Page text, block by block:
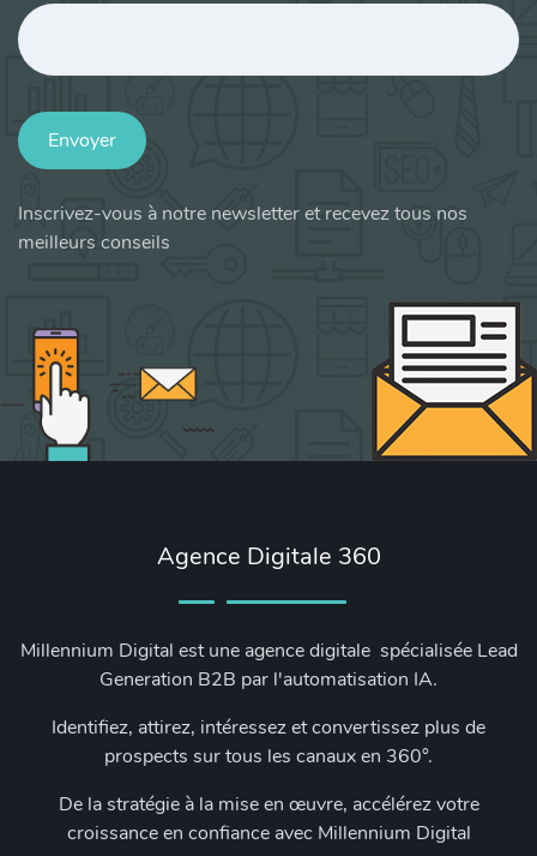
Envoyer
Inscrivez-vous à notre newsletter et recevez tous nos
meilleurs conseils
Agence Digitale 360
Millennium Digital est une agence digitale spécialisée Lead
Generation B2B par l'automatisation IA.
Identifiez, attirez, intéressez et convertissez plus de
prospects sur tous les canaux en 360°.
De la stratégie à la mise en œuvre, accélérez votre
croissance en confiance avec Millennium Digital